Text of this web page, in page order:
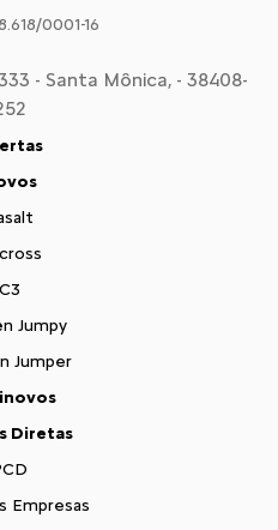
0001-16
- Santa Mônica, - 38408-
C3
Jumpy
Jumper
Diretas
Empresas